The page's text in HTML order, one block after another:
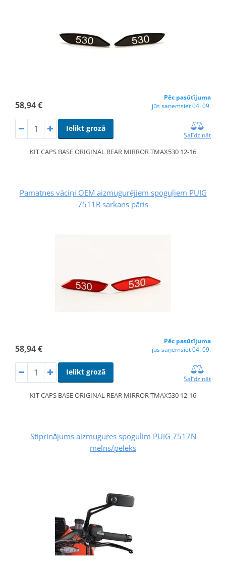
58,94 €
Pēc pasūtījuma
jūs saņemsiet 04. 09.
Ielikt grozā
Salīdzināt
KIT CAPS BASE ORIGINAL REAR MIRROR TMAX530 12-16
Pamatnes vāciņi OEM aizmugurējiem spoguļiem PUIG
7511R sarkans pāris
58,94 €
Pēc pasūtījuma
jūs saņemsiet 04. 09.
Ielikt grozā
Salīdzināt
KIT CAPS BASE ORIGINAL REAR MIRROR TMAX530 12-16
Stiprinājums aizmugures spogulim PUIG 7517N
melns/pelēks